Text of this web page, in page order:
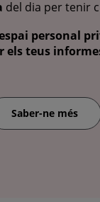
del dia per tenir
personal
els teus
Saber-ne més